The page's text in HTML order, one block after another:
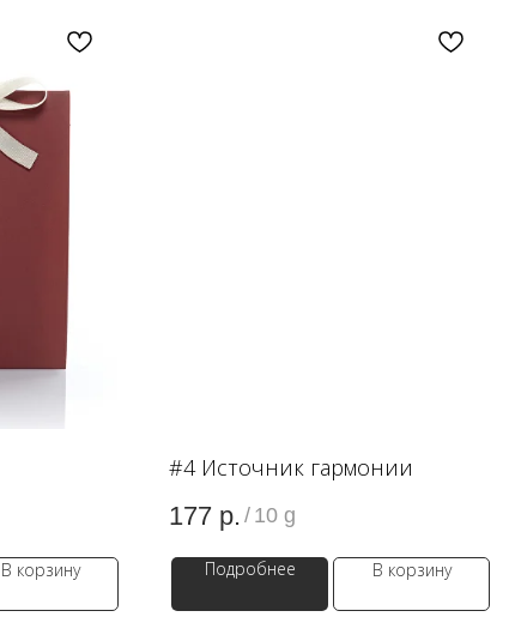
В корзину
#4 Источник гармонии
177 р. / 10 g
Подробнее В корзину